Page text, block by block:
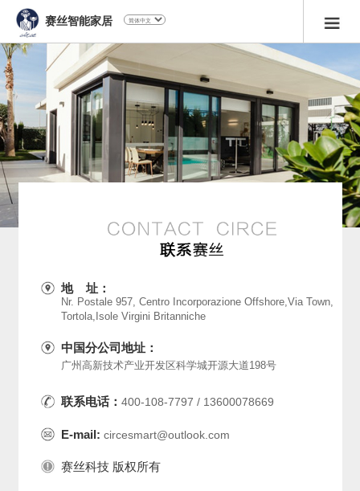
赛丝智能家居
地 址：
Nr. Postale 957, Centro Incorporazione Offshore,Via Town,
Tortola,Isole Virgini Britanniche
中国分公司地址：
广州高新技术产业开发区科学城开源大道198号
联系电话： 400-108-7797 / 13600078669
E-mail: circesmart@outlook.com
赛丝科技 版权所有